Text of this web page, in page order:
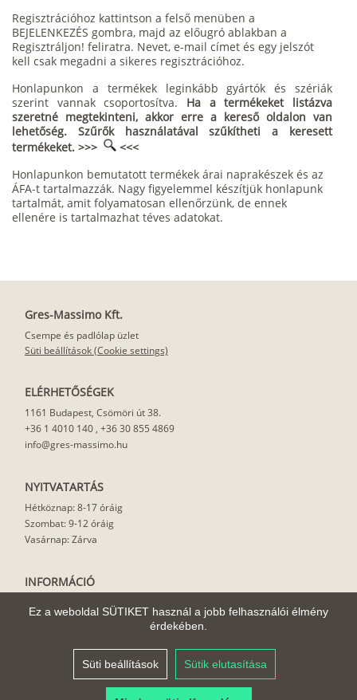
Ez a weboldal SÜTIKET használ a jobb felhasználói élmény
érdekében.
Süti beállítások Sütik elutasítása
Regisztrációhoz kattintson a felső menüben a
BEJELENKEZÉS gombra, majd az előugró ablakban a
Regisztráljon! feliratra. Nevet, e-mail címet és egy jelszót
kell csak megadni a sikeres regisztrációhoz.
Honlapunkon a termékek leginkább gyártók és szériák
szerint vannak csoportosítva. Ha a termékeket listázva
szeretné megtekinteni, akkor erre a kereső oldalon van
lehetőség. Szűrők használatával szűkítheti a keresett
termékeket. >>>
<<<
Honlapunkon bemutatott termékek árai naprakészek és az
ÁFA-t tartalmazzák. Nagy figyelemmel készítjük honlapunk
tartalmát, amit folyamatosan ellenőrzünk, de ennek
ellenére is tartalmazhat téves adatokat.
Gres-Massimo Kft.
Csempe és padlólap üzlet
Süti beállítások (Cookie settings)
ELÉRHETŐSÉGEK
1161 Budapest, Csömöri út 38.
+36 1 4010 140 , +36 30 855 4869
info@gres-massimo.hu
NYITVATARTÁS
Hétköznap: 8-17 óráig
Szombat: 9-12 óráig
Vasárnap: Zárva
INFORMÁCIÓ
Felhasználási javaslat